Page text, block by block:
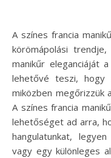
A színes francia manikűr az utóbbi évek egyik legtrendibb
körömápolási
manikűr eleganciáját
lehetővé teszi, hogy
miközben megőrizzük
A színes francia
lehetőséget ad arra,
hangulatunkat,
vagy egy különleges